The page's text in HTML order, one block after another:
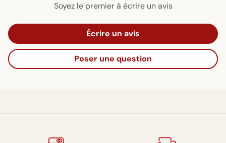
Soyez le premier à écrire un avis
Écrire un avis
Poser une question